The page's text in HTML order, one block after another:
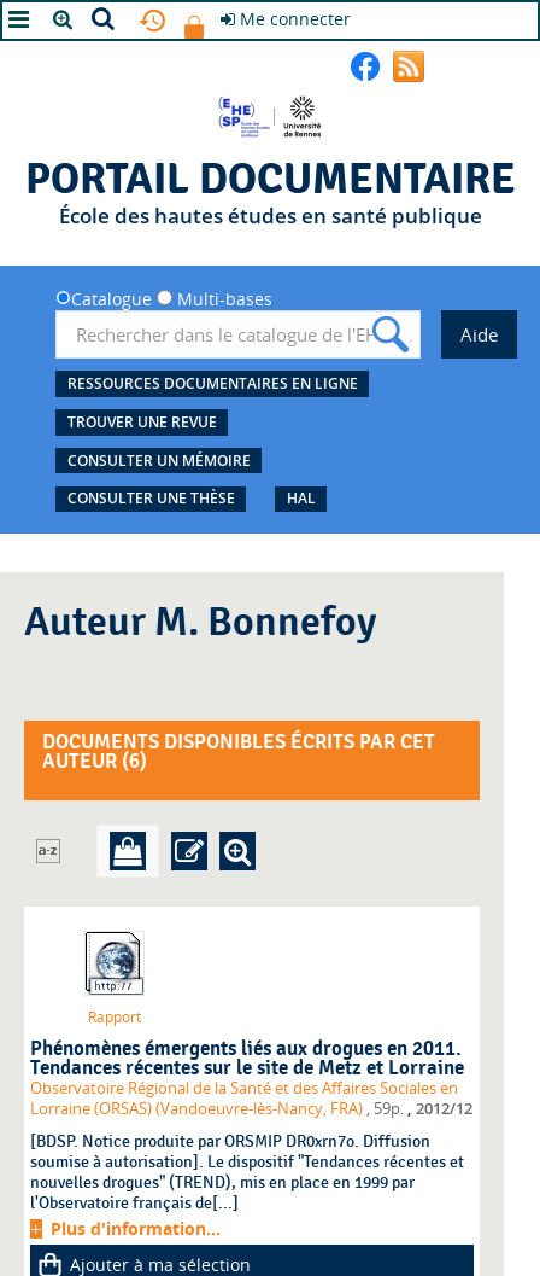
Me connecter
PORTAIL DOCUMENTAIRE
École des hautes études en santé publique
Catalogue Multi-bases
RESSOURCES DOCUMENTAIRES EN LIGNE
TROUVER UNE REVUE
CONSULTER UN MÉMOIRE
CONSULTER UNE THÈSE
HAL
Auteur M. Bonnefoy
DOCUMENTS DISPONIBLES ÉCRITS PAR CET
AUTEUR (6)
Rapport
Phénomènes émergents liés aux drogues en 2011.
Tendances récentes sur le site de Metz et Lorraine
Observatoire Régional de la Santé et des Affaires Sociales en
Lorraine (ORSAS) (Vandoeuvre-lès-Nancy, FRA) , 59p. , 2012/12
[BDSP. Notice produite par ORSMIP DR0xrn7o. Diffusion
soumise à autorisation]. Le dispositif "Tendances récentes et
nouvelles drogues" (TREND), mis en place en 1999 par
l'Observatoire français de[...]
Plus d'information...
Ajouter à ma sélection